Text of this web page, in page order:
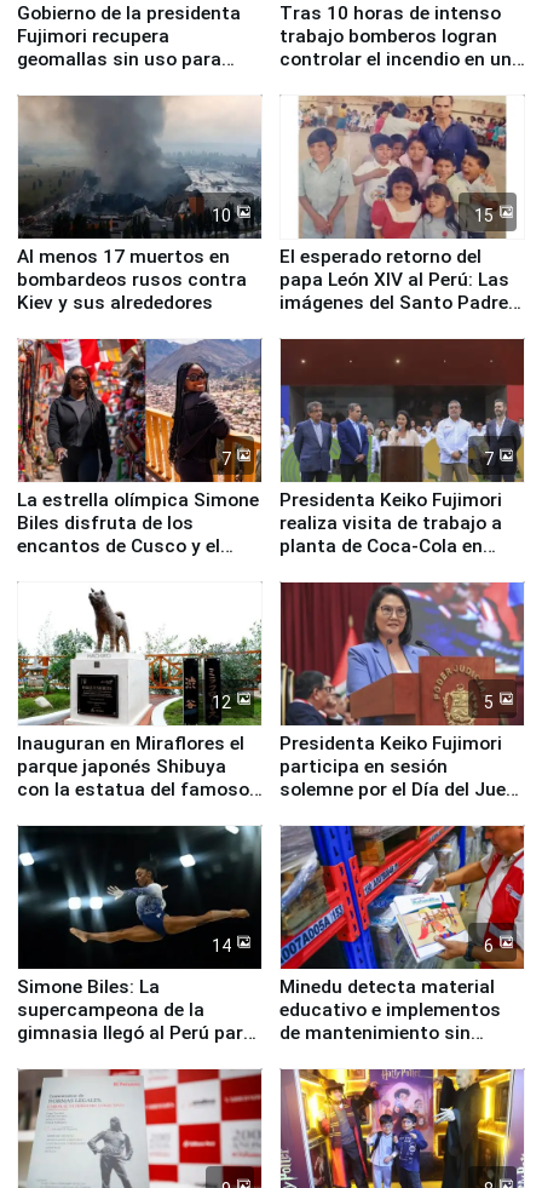
Gobierno de la presidenta
Fujimori recupera
geomallas sin uso para
Fenómeno El Niño
Tras 10 horas de intenso
trabajo bomberos logran
controlar el incendio en una
de Chile
10
Al menos 17 muertos en
bombardeos rusos contra
Kiev y sus alrededores
15
El esperado retorno del
papa León XIV al Perú: Las
imágenes del Santo Padre
7
La estrella olímpica Simone
Biles disfruta de los
encantos de Cusco y el
7
Presidenta Keiko Fujimori
realiza visita de trabajo a
planta de Coca-Cola en
12
Inauguran en Miraflores el
parque japonés Shibuya
con la estatua del famoso
5
Presidenta Keiko Fujimori
participa en sesión
solemne por el Día del Juez
14
Simone Biles: La
supercampeona de la
gimnasia llegó al Perú para
Panamericanos Lima 2027
6
Minedu detecta material
educativo e implementos
de mantenimiento sin
la UGEL 2